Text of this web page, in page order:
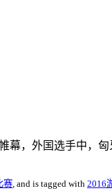
，外国选手中，
赛 , and is tagged with 2016